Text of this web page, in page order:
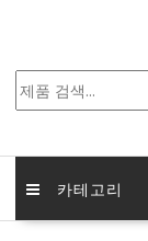
카테고리